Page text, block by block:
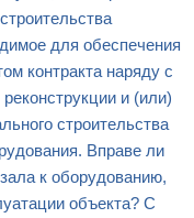
для обеспечения
контракта наряду с
и (или)
строительства
Вправе ли
к оборудованию,
объекта? С